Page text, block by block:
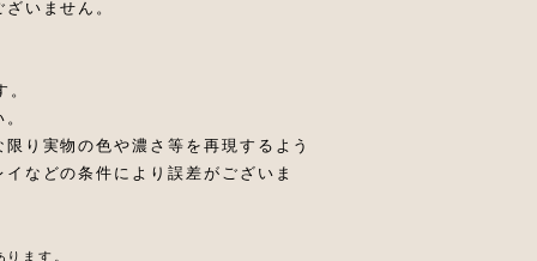
いません。
り実物の色や濃さ等を再現するよう
などの条件により誤差がございま
ます。